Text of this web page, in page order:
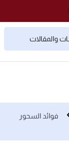
فوائد السحور